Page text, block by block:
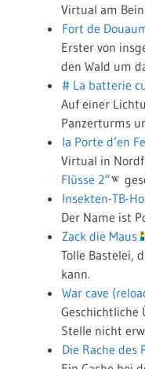
Virtual am
Fort de
Erster von
den Wald um
# La batterie
Auf einer
Panzerturms
la Porte d’en
Virtual in
Flüsse 2“
Insekten-TB-
Der Name ist
Zack die Maus
Tolle Bastelei,
kann.
War cave
Geschichtliche
Stelle nicht
Die Rache des